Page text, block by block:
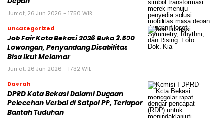
Jumat, 26 Jun 2026 - 17:50 WIB
Uncategorized
Job Fair Kota Bekasi 2026 Buka 3.500
Lowongan, Penyandang Disabilitas
Bisa Ikut Melamar
Jumat, 26 Jun 2026 - 17:32 WIB
Daerah
DPRD Kota Bekasi Dalami Dugaan
Pelecehan Verbal di Satpol PP, Terlapor
Bantah Tuduhan